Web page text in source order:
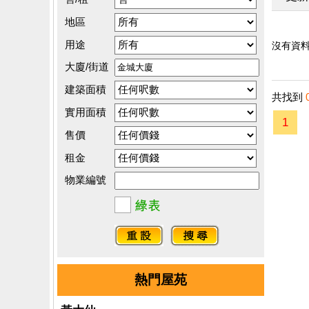
地區
用途
大廈/街道
建築面積
實用面積
售價
租金
物業編號
熱門屋苑
沒有資料
共找到
1